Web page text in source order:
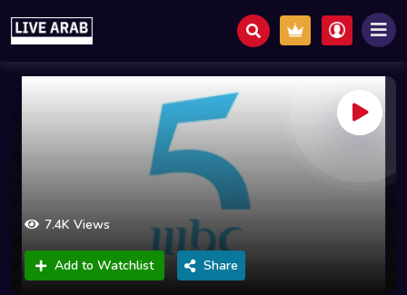
7.4K Views
Add to Watchlist Share